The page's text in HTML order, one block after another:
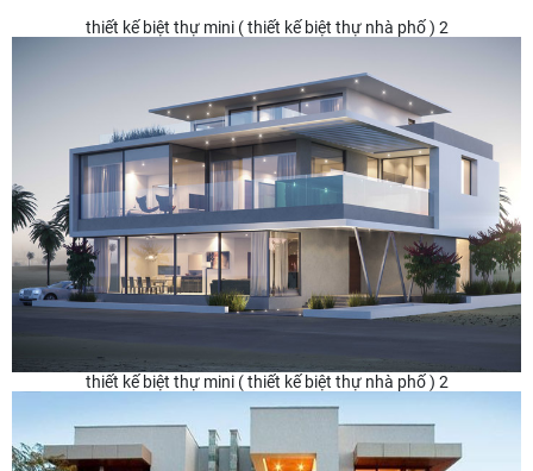
thiết kế biệt thự mini ( thiết kế biệt thự nhà phố ) 2
thiết kế biệt thự mini ( thiết kế biệt thự nhà phố ) 2